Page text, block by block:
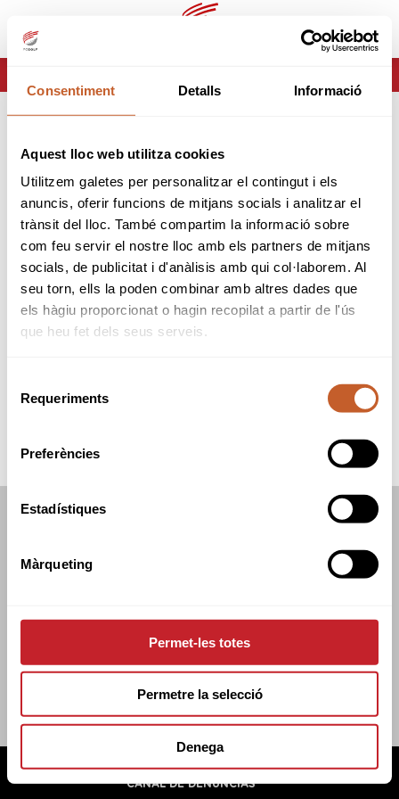
Consentiment Detalls Informació
Aquest lloc web utilitza cookies
Utilitzem galetes per personalitzar el contingut i els
anuncis, oferir funcions de mitjans socials i analitzar el
trànsit del lloc. També compartim la informació sobre
com feu servir el nostre lloc amb els partners de mitjans
socials, de publicitat i d'anàlisis amb qui col·laborem. Al
seu torn, ells la poden combinar amb altres dades que
els hàgiu proporcionat o hagin recopilat a partir de l'ús
que heu fet dels seus serveis.
Requeriments
Preferències
Estadístiques
Màrqueting
Permet-les totes
Permetre la selecció
Denega
es ca
Página no encontrada
Lo sentimos pero la página que estas buscando no
existe o ha cambiado.
volver
C/TUSET 32, 8A PLANTA. 08006 BCN
POLÍTICA DE COOKIES
POLÍTICA DE PRIVACIDAD
CANAL DE DENUNCIAS